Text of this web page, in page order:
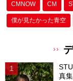
CMNOW CM
僕が⾒たかった⻘空
真